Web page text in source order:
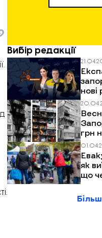
Вибір редакції
нові
грн
як
що